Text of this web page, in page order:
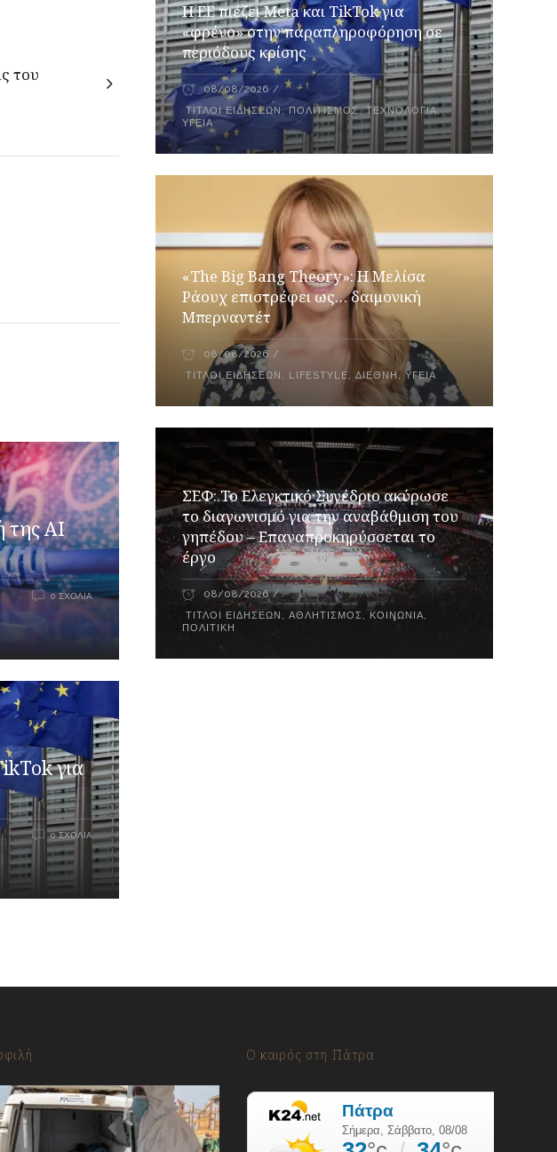
του
της AI
0 ΣΧΌΛΙΑ
για
0 ΣΧΌΛΙΑ
Η ΕΕ πιέζει Meta και TikTok για
«φρένο» στην παραπληροφόρηση σε
περιόδους κρίσης
08/08/2026
ΤΊΤΛΟΙ ΕΙΔΉΣΕΩΝ , ΠΟΛΙΤΙΣΜΌΣ,ΤΕΧΝΟΛΟΓΊΑ,
ΥΓΕΊΑ
«The Big Bang Theory»: Η Μελίσα
Ράουχ επιστρέφει ως… δαιμονική
Μπερναντέτ
08/08/2026
ΤΊΤΛΟΙ ΕΙΔΉΣΕΩΝ , LIFESTYLE,ΔΙΕΘΝΉ ,ΥΓΕΊΑ
ΣΕΦ: Το Ελεγκτικό Συνέδριο ακύρωσε
το διαγωνισμό για την αναβάθμιση του
γηπέδου – Επαναπροκηρύσσεται το
έργο
08/08/2026
ΤΊΤΛΟΙ ΕΙΔΉΣΕΩΝ ,ΑΘΛΗΤΙΣΜΌΣ, ΚΟΙΝΩΝΊΑ,
ΠΟΛΙΤΙΚΉ
Ο καιρός στη Πάτρα